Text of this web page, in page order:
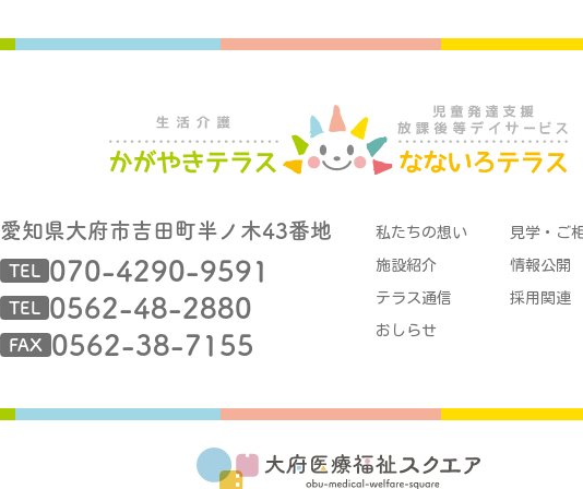
愛知県大府市吉田町半ノ木43番地
TEL 070-4290-9591
TEL 0562-48-2880
FAX 0562-38-7155
私たちの想い 見学・ご
施設紹介 情報公開
テラス通信 採用関連
おしらせ